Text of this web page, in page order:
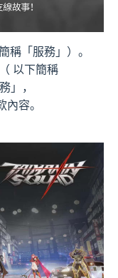
稱「服務」）。
以下簡稱
」，
容。